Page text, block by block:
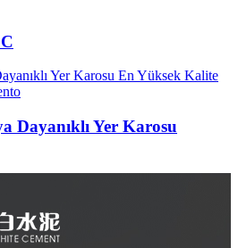
Dayanıklı Yer Karosu